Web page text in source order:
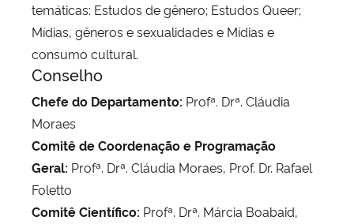
temáticas: Estudos de gênero; Estudos Queer;
Mídias, gêneros e sexualidades e Mídias e
consumo cultural.
Conselho
Chefe do Departamento: Profª. Drª. Cláudia
Moraes
Comitê de Coordenação e Programação
Geral: Profª. Drª. Cláudia Moraes, Prof. Dr. Rafael
Foletto
Comitê Científico: Profª. Drª. Márcia Boabaid,